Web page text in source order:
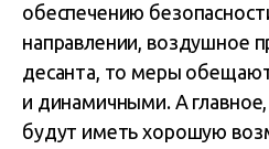
обеспечению
направлении, воздушное
десанта, то меры
и динамичными. А
будут иметь хорошую